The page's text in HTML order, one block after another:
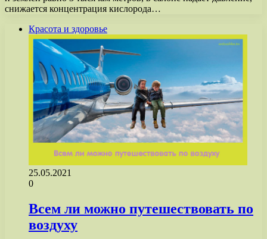
снижается концентрация кислорода…
Красота и здоровье
25.05.2021
0
Всем ли можно путешествовать по
воздуху